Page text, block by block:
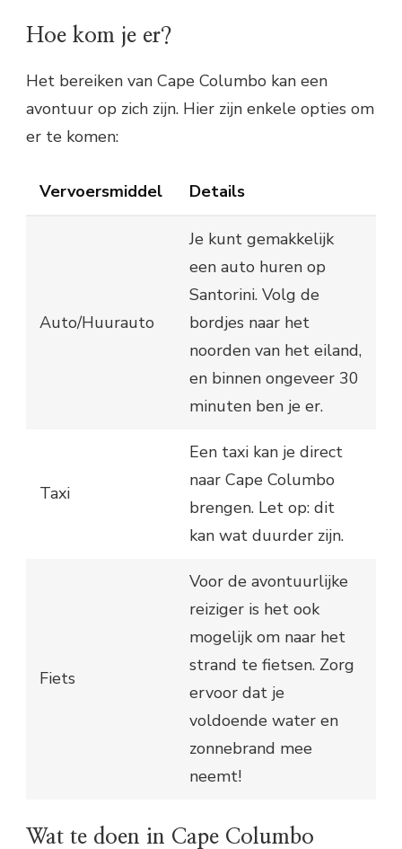
Hoe kom je er?
Het bereiken van Cape Columbo kan een
avontuur op zich zijn. Hier zijn enkele opties om
er te komen:
Vervoersmiddel Details
Auto/Huurauto
Je kunt gemakkelijk
een auto huren op
Santorini. Volg de
bordjes naar het
noorden van het eiland,
en binnen ongeveer 30
minuten ben je er.
Taxi
Een taxi kan je direct
naar Cape Columbo
brengen. Let op: dit
kan wat duurder zijn.
Fiets
Voor de avontuurlijke
reiziger is het ook
mogelijk om naar het
strand te fietsen. Zorg
ervoor dat je
voldoende water en
zonnebrand mee
neemt!
Wat te doen in Cape Columbo